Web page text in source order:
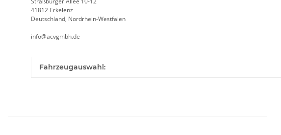
41812 Erkelenz
Deutschland, Nordrhein-Westfalen
info@acvgmbh.de
Fahrzeugauswahl: